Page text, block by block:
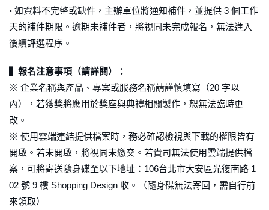
◦ 如資料不完整或缺件，主辦單位將通知補件，並提供 3 個工作
天的補件期限。逾期未補件者，將視同未完成報名，無法進入
後續評選程序。
▍報名注意事項（請詳閱）：
※ 企業名稱與產品、專案或服務名稱請謹慎填寫（20 字以
內），若獲獎將應用於獎座與典禮相關製作，恕無法臨時更
改。
※ 使用雲端連結提供檔案時，務必確認檢視與下載的權限皆有
開啟。若未開啟，將視同未繳交。若貴司無法使用雲端提供檔
案，可將寄送隨身碟至以下地址：106台北市大安區光復南路 1
02 號 9 樓 Shopping Design 收。（隨身碟無法寄回，需自行前
來領取）